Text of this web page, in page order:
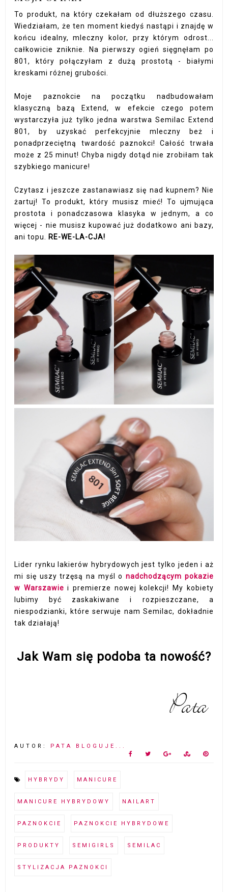
To produkt, na który czekałam od dłuższego czasu.
Wiedziałam, że ten moment kiedyś nastąpi i znajdę w
końcu idealny, mleczny kolor, przy którym odrost...
całkowicie zniknie. Na pierwszy ogień sięgnęłam po
801, który połączyłam z dużą prostotą - białymi
kreskami różnej grubości.
Moje paznokcie na początku nadbudowałam
klasyczną bazą Extend, w efekcie czego potem
wystarczyła już tylko jedna warstwa Semilac Extend
801, by uzyskać perfekcyjnie mleczny beż i
ponadprzeciętną twardość paznokci! Całość trwała
może z 25 minut! Chyba nigdy dotąd nie zrobiłam tak
szybkiego manicure!
Czytasz i jeszcze zastanawiasz się nad kupnem? Nie
żartuj! To produkt, który musisz mieć! To ujmująca
prostota i ponadczasowa klasyka w jednym, a co
więcej - nie musisz kupować już dodatkowo ani bazy,
ani topu. RE-WE-LA-CJA!
Lider rynku lakierów hybrydowych jest tylko jeden i aż
mi się uszy trzęsą na myśl onadchodzącym pokazie
w Warszawie i premierze nowej kolekcji! My kobiety
lubimy być zaskakiwane i rozpieszczane, a
niespodzianki, które serwuje nam Semilac, dokładnie
tak działają!
Jak Wam się podoba ta nowość?
AUTOR: PATA BLOGUJE...
HYBRYDY MANICURE
MANICURE HYBRYDOWY NAILART
PAZNOKCIE PAZNOKCIE HYBRYDOWE
PRODUKTY SEMIGIRLS SEMILAC
STYLIZACJA PAZNOKCI